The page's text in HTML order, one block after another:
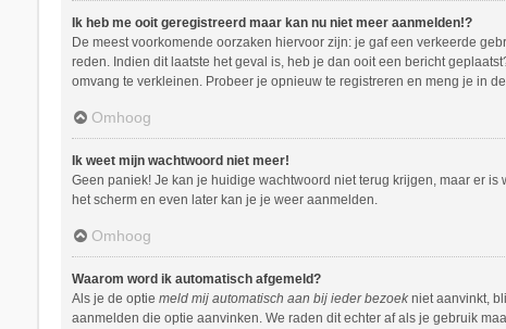
Ik heb me ooit geregistreerd maar kan nu niet meer aanmelden!?
De meest voorkomende oorzaken hiervoor zijn: je gaf een verkeerde
reden. Indien dit laatste het geval is, heb je dan ooit een bericht
omvang te verkleinen. Probeer je opnieuw te registreren en meng je in
Omhoog
Ik weet mijn wachtwoord niet meer!
Geen paniek! Je kan je huidige wachtwoord niet terug krijgen, maar er
het scherm en even later kan je je weer aanmelden.
Omhoog
Waarom word ik automatisch afgemeld?
Als je de optie meld mij automatisch aan bij ieder bezoekniet aanvinkt,
aanmelden die optie aanvinken. We raden dit echter af als je gebruik